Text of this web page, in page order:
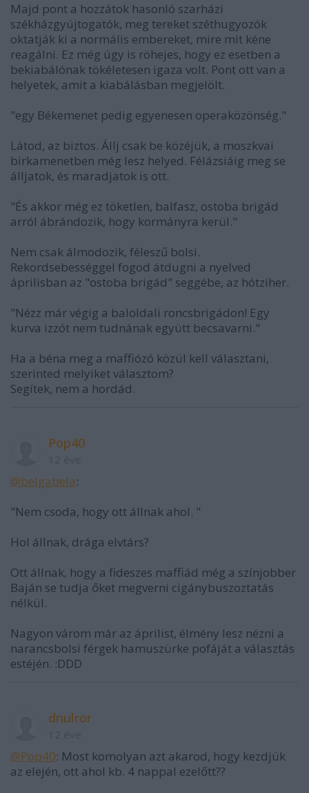
Majd pont a hozzátok hasonló szarházi
székházgyújtogatók, meg tereket széthugyozók
oktatják ki a normális embereket, mire mit kéne
reagálni. Ez még úgy is röhejes, hogy ez esetben a
bekiabálónak tökéletesen igaza volt. Pont ott van a
helyetek, amit a kiabálásban megjelölt.
"egy Békemenet pedig egyenesen operaközönség."
Látod, az biztos. Állj csak be közéjük, a moszkvai
birkamenetben még lesz helyed. Félázsiáig meg se
álljatok, és maradjatok is ott.
"És akkor még ez töketlen, balfasz, ostoba brigád
arról ábrándozik, hogy kormányra kerül."
Nem csak álmodozik, féleszű bolsi.
Rekordsebességgel fogod átdugni a nyelved
áprilisban az "ostoba brigád" seggébe, az hótziher.
"Nézz már végig a baloldali roncsbrigádon! Egy
kurva izzót nem tudnának együtt becsavarni."
Ha a béna meg a maffiózó közül kell választani,
szerinted melyiket választom?
Segítek, nem a hordád.
Pop40
@belgabela:
"Nem csoda, hogy ott állnak ahol. "
Hol állnak, drága elvtárs?
Ott állnak, hogy a fideszes maffiád még a színjobber
Baján se tudja őket megverni cigánybuszoztatás
nélkül.
Nagyon várom már az áprilist, élmény lesz nézni a
narancsbolsi férgek hamuszürke pofáját a választás
estéjén. :DDD
dnulror
@Pop40: Most komolyan azt akarod, hogy kezdjük
az elején, ott ahol kb. 4 nappal ezelőtt??